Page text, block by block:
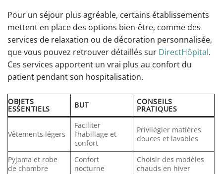
Pour un séjour plus agréable, certains établissements
mettent en place des options bien-être, comme des
services de relaxation ou de décoration personnalisée,
que vous pouvez retrouver détaillés sur DirectHôpital.
Ces services apportent un vrai plus au confort du
patient pendant son hospitalisation.
OBJETS
ESSENTIELS BUT CONSEILS
PRATIQUES
Vêtements légers
Faciliter
l’habillage et
confort
Privilégier matières
douces et lavables
Pyjama et robe
de chambre
Confort
nocturne
Choisir des modèles
chauds en hiver